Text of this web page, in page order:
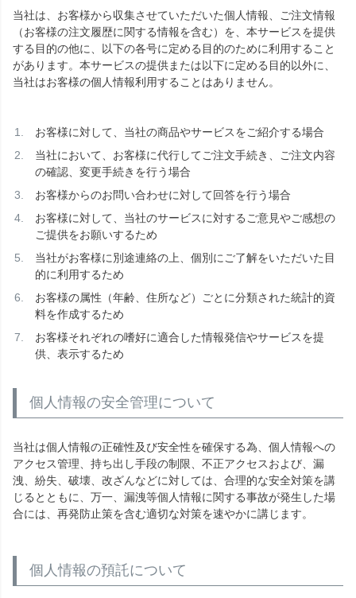
当社は、お客様から収集させていただいた個人情報、ご注文情報
（お客様の注文履歴に関する情報を含む）を、本サービスを提供
する目的の他に、以下の各号に定める目的のために利用すること
があります。本サービスの提供または以下に定める目的以外に、
当社はお客様の個人情報利用することはありません。
お客様に対して、当社の商品やサービスをご紹介する場合
当社において、お客様に代行してご注文手続き、ご注文内容
の確認、変更手続きを行う場合
お客様からのお問い合わせに対して回答を行う場合
お客様に対して、当社のサービスに対するご意見やご感想の
ご提供をお願いするため
当社がお客様に別途連絡の上、個別にご了解をいただいた目
的に利用するため
お客様の属性（年齢、住所など）ごとに分類された統計的資
料を作成するため
お客様それぞれの嗜好に適合した情報発信やサービスを提
供、表示するため
個人情報の安全管理について
当社は個人情報の正確性及び安全性を確保する為、個人情報への
アクセス管理、持ち出し手段の制限、不正アクセスおよび、漏
洩、紛失、破壊、改ざんなどに対しては、合理的な安全対策を講
じるとともに、万一、漏洩等個人情報に関する事故が発生した場
合には、再発防止策を含む適切な対策を速やかに講じます。
個人情報の預託について